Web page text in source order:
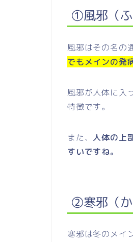
①風邪（ふ
風邪はその名の
でもメインの発
風邪が人体に入
特徴です。
また、 人体の上
すいですね。
②寒邪（か
寒邪は冬のメイ